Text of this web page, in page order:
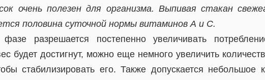
очень полезен для организма. Выпивая стакан
половина суточной нормы витаминов А и С.
разрешается постепенно увеличивать
будет достигнут, можно еще немного увеличить
стабилизировать его. Также допускается небольшое